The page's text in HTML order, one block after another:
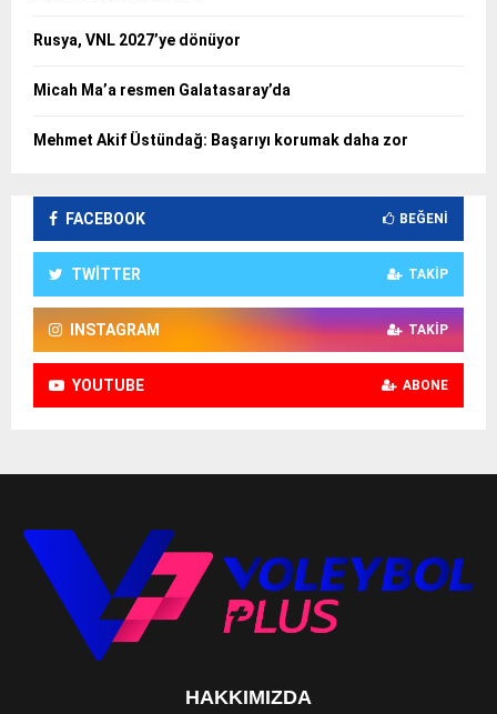
Rusya, VNL 2027’ye dönüyor
Micah Ma’a resmen Galatasaray’da
Mehmet Akif Üstündağ: Başarıyı korumak daha zor
FACEBOOK BEĞENI
TWITTER TAKIP
INSTAGRAM TAKIP
YOUTUBE ABONE
HAKKIMIZDA